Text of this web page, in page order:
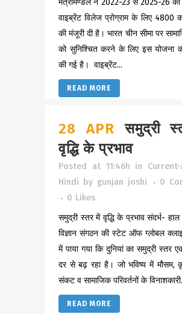
मंत्रीमण्डल ने 2022-23 से 2025-26
वाइब्रेंट विलेज प्रोग्राम के लिए 4800
की मंजूरी दी है। भारत चीन सीमा पर
को सुनिश्चित करने के लिए इस योजना
की गई है। वाइब्रेंट...
READ MORE
28 APR
समुद्री
वृद्धि के प्रभाव
Posted at 11:46h in
Hindi
by gunjan joshi
0
0 Likes
समुद्री स्तर में वृद्धि के प्रभाव संदर्भ- हाल
विज्ञान संगठन की स्टेट ऑफ ग्लोबल
में पाया गया कि दुनियां का समुद्री स्तर
दर से बढ़ रहा है। जो भविष्य में मौसम,
संकट व सामाजिक परिवर्तनों के
READ MORE